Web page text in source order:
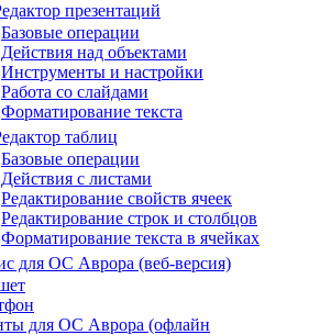
презентаций
Базовые операции
Действия над объектами
Инструменты и настройки
Работа со слайдами
Форматирование текста
таблиц
Базовые операции
Действия с листами
Редактирование свойств ячеек
Редактирование строк и столбцов
Форматирование текста в ячейках
для ОС Аврора (веб-версия)
для ОС Аврора (офлайн